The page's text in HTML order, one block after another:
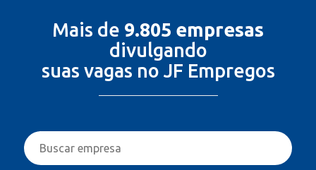
Mais de 9.805 empresas
divulgando
suas vagas no JF Empregos